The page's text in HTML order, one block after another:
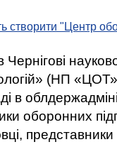
створити "Центр
Чернігові
(НП
в
оборонних